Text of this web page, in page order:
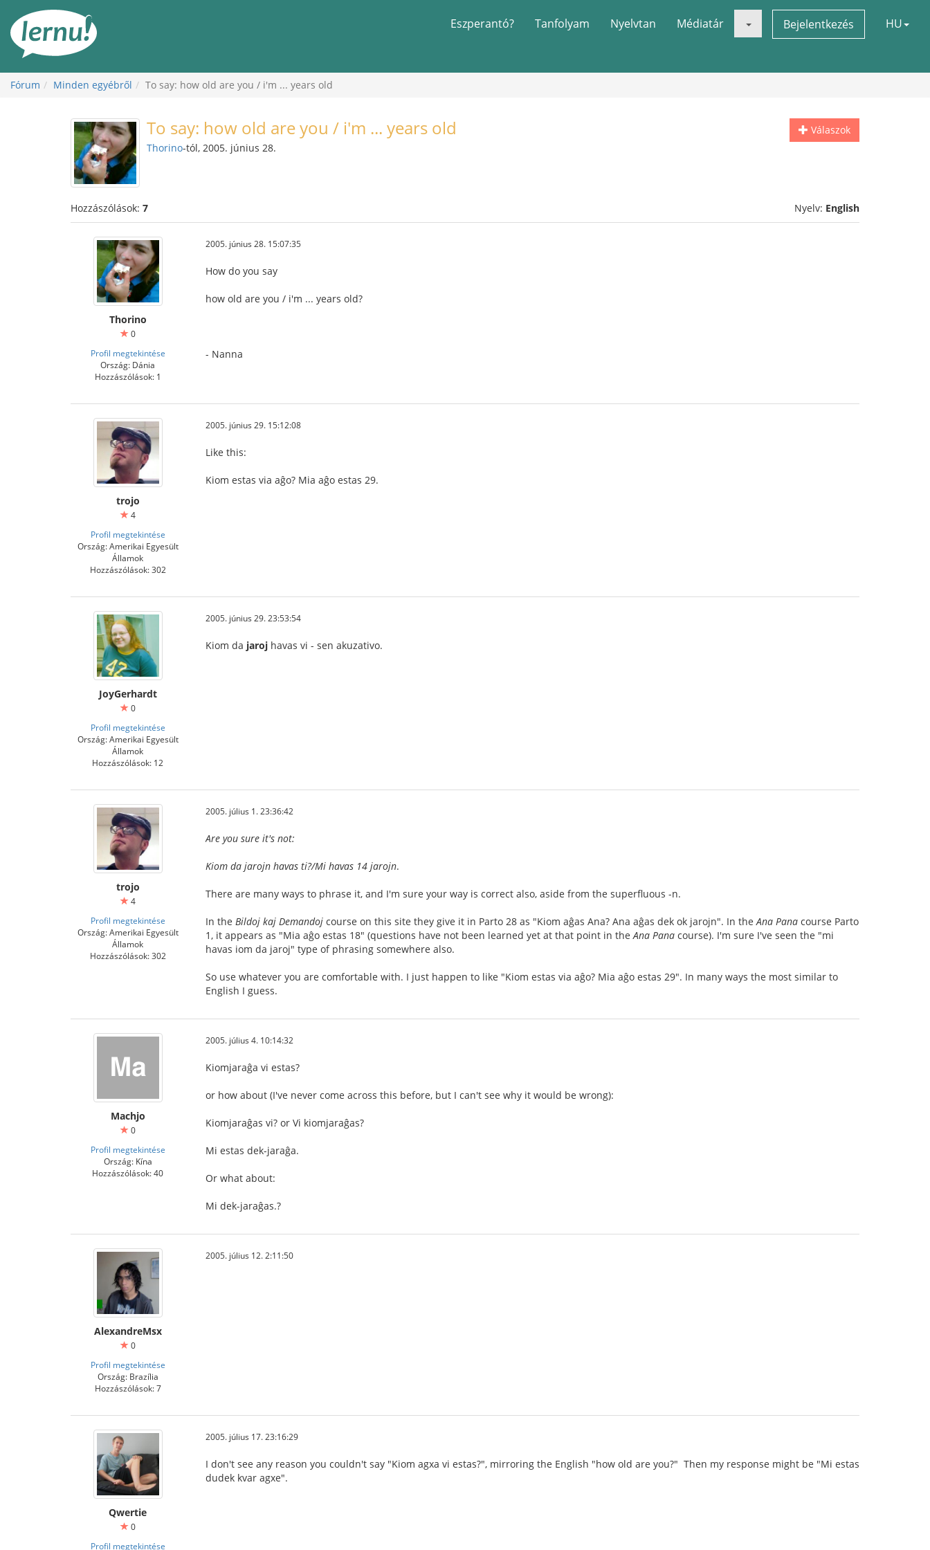
Eszperantó? Tanfolyam Nyelvtan Médiatár Bejelentkezés HU
Fórum Minden egyébről To say: how old are you / i'm ... years old
Válaszok
To say: how old are you / i'm ... years old
Thorino-tól, 2005. június 28.
Hozzászólások: 7 Nyelv: English
Thorino
0
Profil megtekintése
Ország: Dánia
Hozzászólások: 1
2005. június 28. 15:07:35
How do you say
how old are you / i'm ... years old?
- Nanna
trojo
4
Profil megtekintése
Ország: Amerikai Egyesült
Államok
Hozzászólások: 302
2005. június 29. 15:12:08
Like this:
Kiom estas via aĝo? Mia aĝo estas 29.
JoyGerhardt
0
Profil megtekintése
Ország: Amerikai Egyesült
Államok
Hozzászólások: 12
2005. június 29. 23:53:54
Kiom da jaroj havas vi - sen akuzativo.
trojo
4
Profil megtekintése
Ország: Amerikai Egyesült
Államok
Hozzászólások: 302
2005. július 1. 23:36:42
Are you sure it's not:
Kiom da jarojn havas ti?/Mi havas 14 jarojn.
There are many ways to phrase it, and I'm sure your way is correct also, aside from the superfluous -n.
In the Bildoj kaj Demandoj course on this site they give it in Parto 28 as "Kiom aĝas Ana? Ana aĝas dek ok jarojn". In theAna Pana course Parto
1, it appears as "Mia aĝo estas 18" (questions have not been learned yet at that point in theAna Pana course). I'm sure I've seen the "mi
havas iom da jaroj" type of phrasing somewhere also.
So use whatever you are comfortable with. I just happen to like "Kiom estas via aĝo? Mia aĝo estas 29". In many ways the most similar to
English I guess.
Machjo
0
Profil megtekintése
Ország: Kína
Hozzászólások: 40
2005. július 4. 10:14:32
Kiomjaraĝa vi estas?
or how about (I've never come across this before, but I can't see why it would be wrong):
Kiomjaraĝas vi? or Vi kiomjaraĝas?
Mi estas dek-jaraĝa.
Or what about:
Mi dek-jaraĝas.?
AlexandreMsx
0
Profil megtekintése
Ország: Brazília
Hozzászólások: 7
2005. július 12. 2:11:50
Qwertie
0
Profil megtekintése
2005. július 17. 23:16:29
I don't see any reason you couldn't say "Kiom agxa vi estas?", mirroring the English "how old are you?" Then my response might be "Mi estas
dudek kvar agxe".